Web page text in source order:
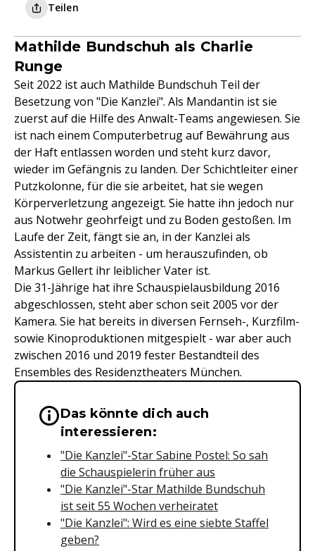
Teilen
Mathilde Bundschuh als Charlie
Runge
Seit 2022 ist auch Mathilde Bundschuh Teil der
Besetzung von "Die Kanzlei". Als Mandantin ist sie
zuerst auf die Hilfe des Anwalt-Teams angewiesen. Sie
ist nach einem Computerbetrug auf Bewährung aus
der Haft entlassen worden und steht kurz davor,
wieder im Gefängnis zu landen. Der Schichtleiter einer
Putzkolonne, für die sie arbeitet, hat sie wegen
Körperverletzung angezeigt. Sie hatte ihn jedoch nur
aus Notwehr geohrfeigt und zu Boden gestoßen. Im
Laufe der Zeit, fängt sie an, in der Kanzlei als
Assistentin zu arbeiten - um herauszufinden, ob
Markus Gellert ihr leiblicher Vater ist.
Die 31-Jährige hat ihre Schauspielausbildung 2016
abgeschlossen, steht aber schon seit 2005 vor der
Kamera. Sie hat bereits in diversen Fernseh-, Kurzfilm-
sowie Kinoproduktionen mitgespielt - war aber auch
zwischen 2016 und 2019 fester Bestandteil des
Ensembles des Residenztheaters München.
Wichtige Hinweise &
Das könnte dich auch
interessieren:
"Die Kanzlei"-Star Sabine Postel: So sah
die Schauspielerin früher aus
"Die Kanzlei"-Star Mathilde Bundschuh
ist seit 55 Wochen verheiratet
"Die Kanzlei": Wird es eine siebte Staffel
geben?